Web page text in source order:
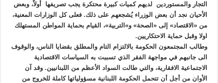
التجار والمستوردين لديهم كميات كبيرة محتكرة يجب تصريفها أولاً، وبعض
الأحيان نجد أن بعض الوزراء يُشجعهم على ذلك. فعلى كل الوزارات المعنية،
من «الاقتصاد» إلى «الصحة» و»التربية»، القيام بحماية المواطن المستهلك
اولا وقبل حماية الاحتكاريين.
وطالب المجتمعون الحكومة بالالتزام التام والمطلق بقضايا الناس، والوقوف
الى جانبهم في مواجهة الفقر الذي تسببت به السياسات الاقتصادية
الاجتماعية الافقارية، والتي طالت السواد الأعظم من اللبنانيين. وقد آن
الأوان من أجل أن تتحمل الحكومة اللبنانية مسؤولياتها كاملة للخروج من